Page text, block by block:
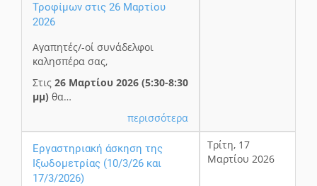
Τροφίμων στις 26 Μαρτίου
2026
Αγαπητές/-οί συνάδελφοι
καλησπέρα σας,
Στις 26 Μαρτίου 2026 (5:30-8:30
μμ) θα…
περισσότερα
Εργαστηριακή άσκηση της
Ιξωδομετρίας (10/3/26 και
17/3/2026)
Τρίτη, 17
Μαρτίου 2026